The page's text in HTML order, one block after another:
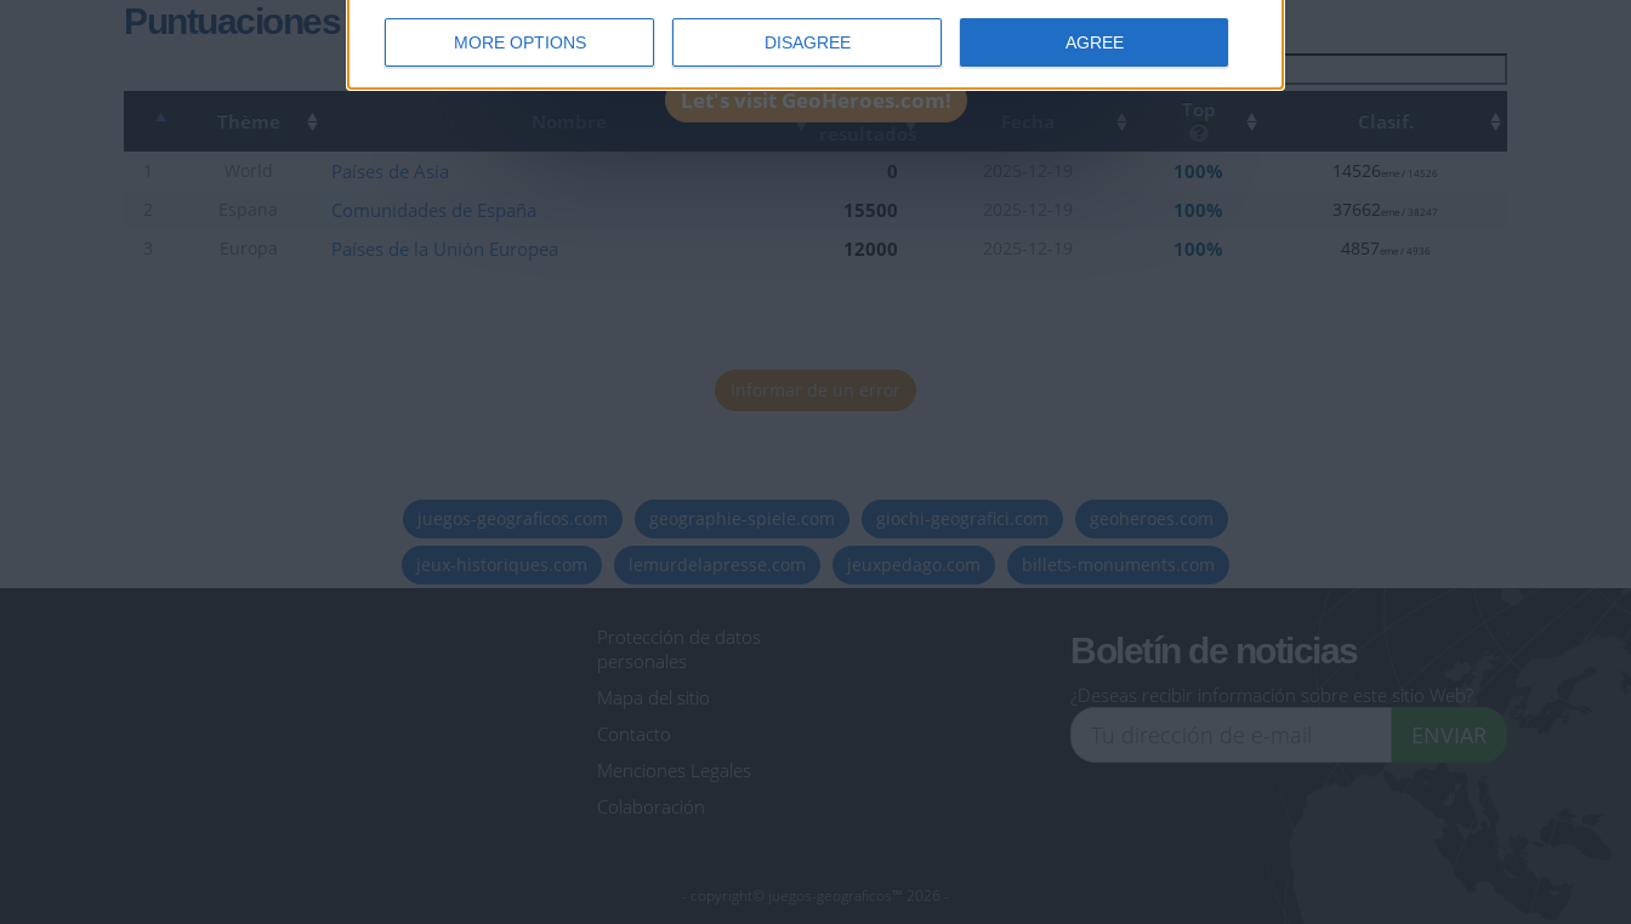
MORE OPTIONS DISAGREE AGREE
Puntuaciones
Buscar:
Thème
Mejor
Top Clasif.
Países de Asia 0 100% 14526eme / 14526
Comunidades de España 15500 100% 37662eme / 38247
Países de la Unión Europea 12000 100% 4857eme / 4936
Informar de un error
juegos-geograficos.com geographie-spiele.com giochi-geografici.com
geoheroes.com
jeux-historiques.com
lemurdelapresse.com jeuxpedago.com billets-monuments.com
Protección de datos
personales
Mapa del sitio
Contacto
Menciones Legales
Colaboración
Boletín de noticias
¿Deseas recibir información sobre este sitio Web?
ENVIAR
- copyright© juegos-geograficos™ 2026 -
Let's visit GeoHeroes.com!